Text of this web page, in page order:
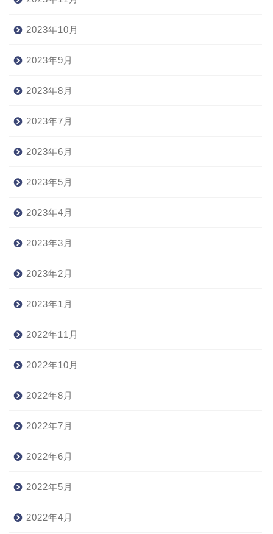
2023年10月
2023年9月
2023年8月
2023年7月
2023年6月
2023年5月
2023年4月
2023年3月
2023年2月
2023年1月
2022年11月
2022年10月
2022年8月
2022年7月
2022年6月
2022年5月
2022年4月